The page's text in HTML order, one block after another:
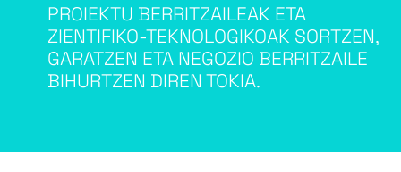
PROIEKTU BERRITZAILEAK ETA
ZIENTIFIKO-TEKNOLOGIKOAK SORTZEN,
GARATZEN ETA NEGOZIO BERRITZAILE
BIHURTZEN DIREN TOKIA.